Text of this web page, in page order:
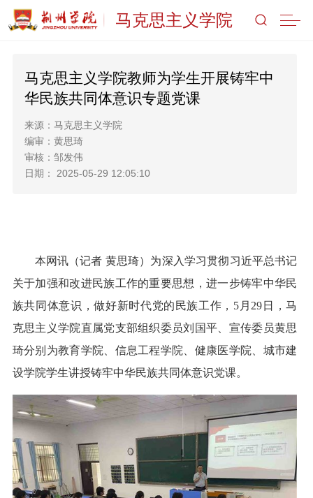
马克思主义学院
马克思主义学院教师为学生开展铸牢中
华民族共同体意识专题党课
来源：马克思主义学院
编审：黄思琦
审核：邹发伟
日期： 2025-05-29 12:05:10
本网讯（记者 黄思琦）为深入学习贯彻习近平总书记
关于加强和改进民族工作的重要思想，进一步铸牢中华民
族共同体意识，做好新时代党的民族工作，5月29日，马
克思主义学院直属党支部组织委员刘国平、宣传委员黄思
琦分别为教育学院、信息工程学院、健康医学院、城市建
设学院学生讲授铸牢中华民族共同体意识党课。